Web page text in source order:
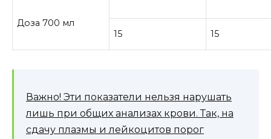
Доза 700 мл
15 15
Важно! Эти показатели нельзя нарушать
лишь при общих анализах крови. Так, на
сдачу плазмы и лейкоцитов порог